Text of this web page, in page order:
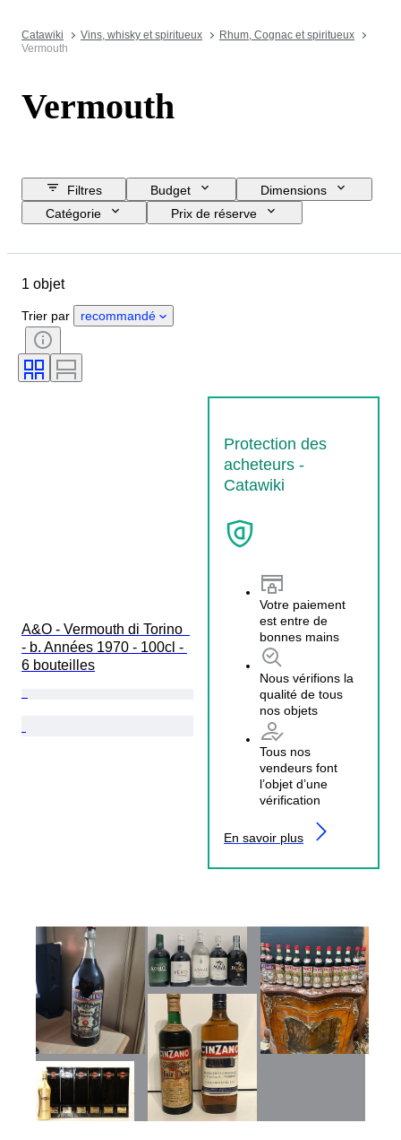
Catawiki Vins, whisky et spiritueux
Rhum, Cognac et spiritueux
Vermouth
Vermouth
Filtres Budget
Dimensions
Catégorie
Prix de réserve
Taille de la bouteille
Liste pourcentage d'alcool
1 objet
Trier par recommandé
A&O - Vermouth di Torino
- b. Années 1970 - 100cl -
6 bouteilles
Protection des
acheteurs -
Catawiki
Votre paiement
est entre de
bonnes mains
Nous vérifions la
qualité de tous
nos objets
Tous nos
vendeurs font
l’objet d’une
vérification
En savoir plus